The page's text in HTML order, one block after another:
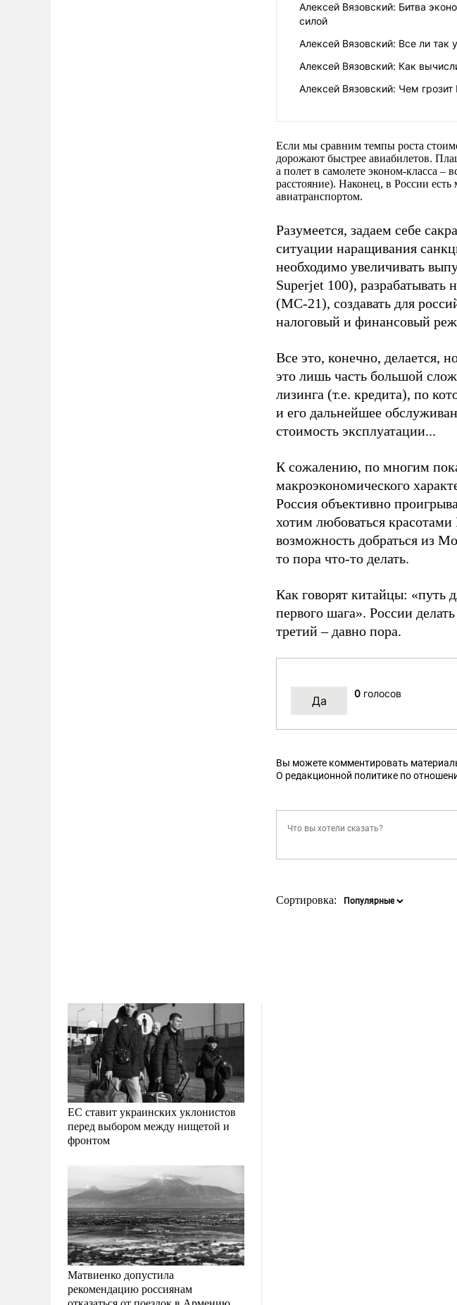
ЕС ставит украинских уклонистов
перед выбором между нищетой и
фронтом
Матвиенко допустила
рекомендацию россиянам
Алексей Вязовский: Битва
силой
Алексей Вязовский: Все ли
Алексей Вязовский: Как
Алексей Вязовский: Чем грозит
Если мы сравним темпы роста
дорожают быстрее авиабилетов.
а полет в самолете эконом-класса –
расстояние). Наконец, в России
авиатранспортом.
Разумеется, задаем себе
ситуации наращивания
необходимо увеличивать
Superjet 100),
(МС-21), создавать для
налоговый и финансовый
Все это, конечно, делается,
это лишь часть большой
лизинга (т.е. кредита), по
и его дальнейшее
стоимость эксплуатации...
К сожалению, по многим
макроэкономического
Россия объективно
хотим любоваться
возможность добраться из
то пора что-то делать.
Как говорят китайцы: «путь
первого шага». России
третий – давно пора.
0 голосов
Вы можете комментировать
О редакционной политике по
Сортировка: